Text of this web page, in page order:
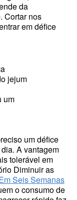
da
Cortar nos
em défice
jejum
um
um défice
A vantagem
tolerável em
Diminuir as
Seis Semanas
o consumo de